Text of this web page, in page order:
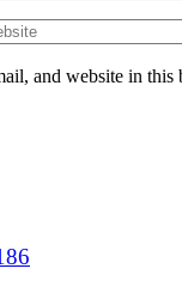
and website in